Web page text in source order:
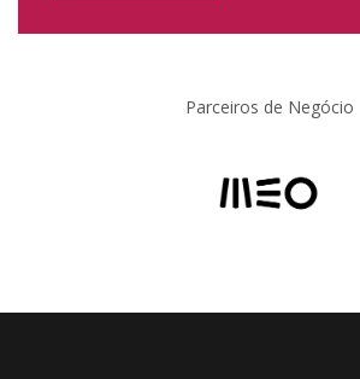
Parceiros de Negócio